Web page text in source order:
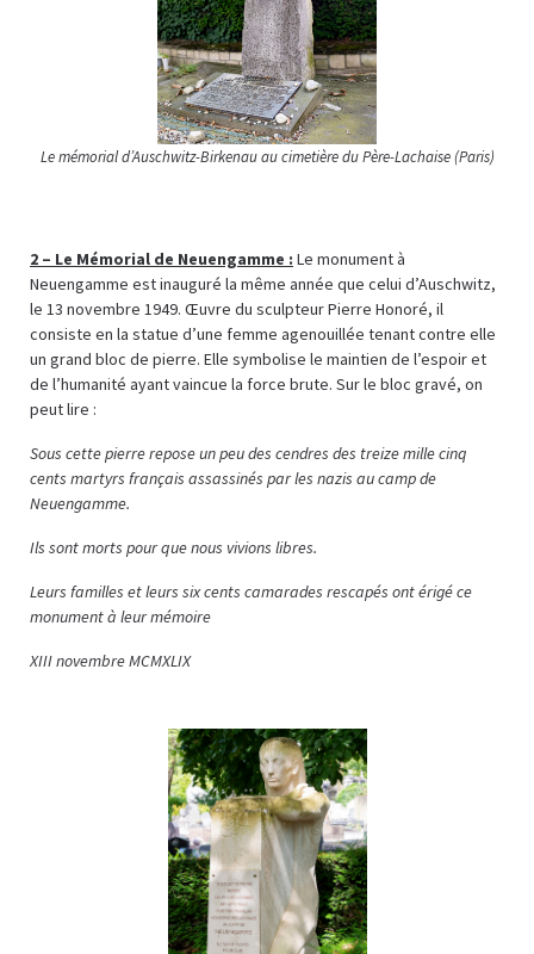
Le mémorial d’Auschwitz-Birkenau au cimetière du Père-Lachaise (Paris)
2 – Le Mémorial de Neuengamme : Le monument à
Neuengamme est inauguré la même année que celui d’Auschwitz,
le 13 novembre 1949. Œuvre du sculpteur Pierre Honoré, il
consiste en la statue d’une femme agenouillée tenant contre elle
un grand bloc de pierre. Elle symbolise le maintien de l’espoir et
de l’humanité ayant vaincue la force brute. Sur le bloc gravé, on
peut lire :
Sous cette pierre repose un peu des cendres des treize mille cinq
cents martyrs français assassinés par les nazis au camp de
Neuengamme.
Ils sont morts pour que nous vivions libres.
Leurs familles et leurs six cents camarades rescapés ont érigé ce
monument à leur mémoire
XIII novembre MCMXLIX